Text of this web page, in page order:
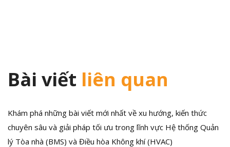
Bài viết liên quan
Khám phá những bài viết mới nhất về xu hướng, kiến thức
chuyên sâu và giải pháp tối ưu trong lĩnh vực Hệ thống Quản
lý Tòa nhà (BMS) và Điều hòa Không khí (HVAC)